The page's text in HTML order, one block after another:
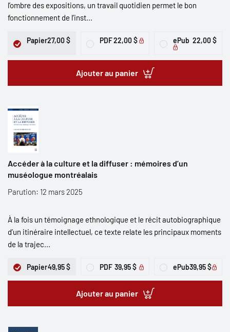
l’ombre des expositions, un travail quotidien permet le bon
fonctionnement de l’inst...
Papier27,00 $ PDF22,00 $ ePub 22,00 $
Ajouter au panier
Accéder à la culture et la diffuser : mémoires d’un
muséologue montréalais
Parution: 12 mars 2025
À la fois un témoignage ethnologique et le récit autobiographique
d’un itinéraire intellectuel, ce texte relate les principaux moments
de la trajec...
Papier49,95 $ PDF 39,95 $ ePub39,95 $
Ajouter au panier